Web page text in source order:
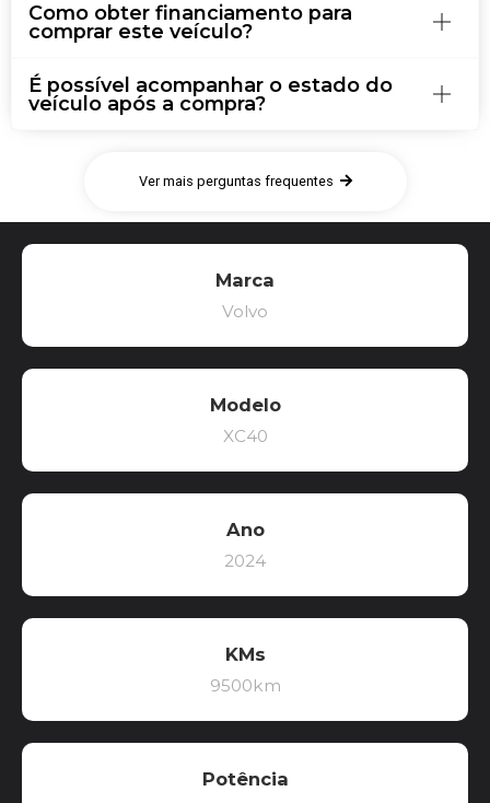
Como obter financiamento para
comprar este veículo?
É possível acompanhar o estado do
veículo após a compra?
Ver mais perguntas frequentes
Marca
Volvo
Modelo
XC40
Ano
2024
KMs
9500km
Potência